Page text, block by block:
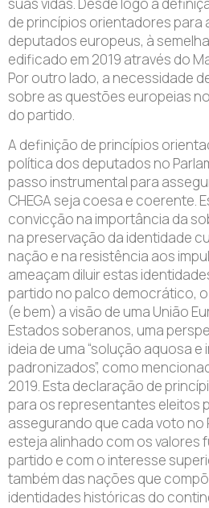
de princípios orientadores para
deputados europeus, à
edificado em 2019 através do
Por outro lado, a necessidade
sobre as questões europeias
do partido.
A definição de princípios
política dos deputados no
passo instrumental para
CHEGA seja coesa e coerente.
convicção na importância da
na preservação da identidade
nação e na resistência aos
ameaçam diluir estas
partido no palco democrático, o
(e bem) a visão de uma União
Estados soberanos, uma
ideia de uma “solução aquosa
padronizados”, como
2019. Esta declaração de
para os representantes eleitos
assegurando que cada voto no
esteja alinhado com os valores
partido e com o interesse
também das nações que
identidades históricas do